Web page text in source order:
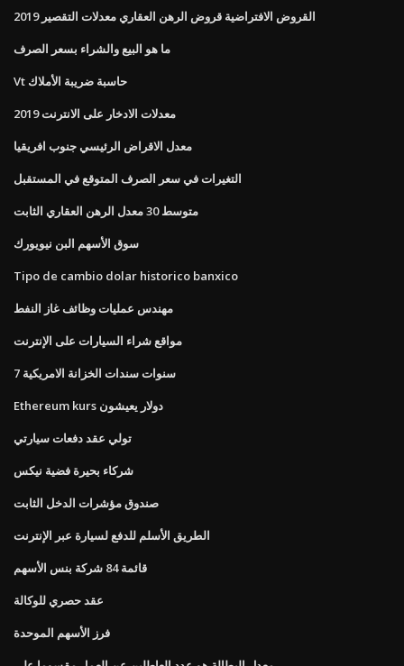
القروض الافتراضية قروض الرهن العقاري معدلات التقصير 2019
ما هو البيع والشراء بسعر الصرف
Vt حاسبة ضريبة الأملاك
معدلات الادخار على الانترنت 2019
معدل الاقراض الرئيسي جنوب افريقيا
التغيرات في سعر الصرف المتوقع في المستقبل
متوسط ​​30 معدل الرهن العقاري الثابت
سوق الأسهم البن نيويورك
Tipo de cambio dolar historico banxico
مهندس عمليات وظائف غاز النفط
مواقع شراء السيارات على الإنترنت
7 سنوات سندات الخزانة الامريكية
Ethereum kurs دولار يعيشون
تولي عقد دفعات سيارتي
شركاء بحيرة فضية نيكس
صندوق مؤشرات الدخل الثابت
الطريق الأسلم للدفع لسيارة عبر الإنترنت
قائمة 84 شركة بنس الأسهم
عقد حصري للوكالة
فرز الأسهم الموحدة